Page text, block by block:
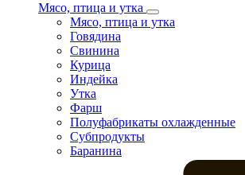
Мясо, птица и утка
Мясо, птица и утка
Говядина
Свинина
Курица
Индейка
Утка
Фарш
Полуфабрикаты охлажденные
Субпродукты
Баранина